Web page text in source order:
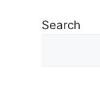
Search